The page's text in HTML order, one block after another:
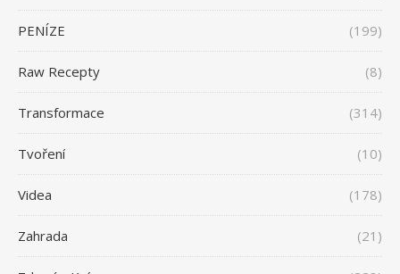
PENÍZE (199)
Raw Recepty (8)
Transformace (314)
Tvoření (10)
Videa (178)
Zahrada (21)